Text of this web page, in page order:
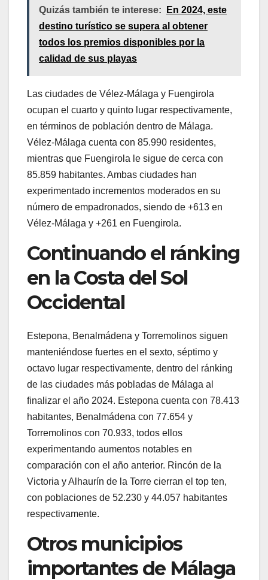
Quizás también te interese:
En 2024, este
destino turístico se supera al obtener
todos los premios disponibles por la
calidad de sus playas
Las ciudades de Vélez-Málaga y Fuengirola
ocupan el cuarto y quinto lugar respectivamente,
en términos de población dentro de Málaga.
Vélez-Málaga cuenta con 85.990 residentes,
mientras que Fuengirola le sigue de cerca con
85.859 habitantes. Ambas ciudades han
experimentado incrementos moderados en su
número de empadronados, siendo de +613 en
Vélez-Málaga y +261 en Fuengirola.
Continuando el ránking
en la Costa del Sol
Occidental
Estepona, Benalmádena y Torremolinos siguen
manteniéndose fuertes en el sexto, séptimo y
octavo lugar respectivamente, dentro del ránking
de las ciudades más pobladas de Málaga al
finalizar el año 2024. Estepona cuenta con 78.413
habitantes, Benalmádena con 77.654 y
Torremolinos con 70.933, todos ellos
experimentando aumentos notables en
comparación con el año anterior. Rincón de la
Victoria y Alhaurín de la Torre cierran el top ten,
con poblaciones de 52.230 y 44.057 habitantes
respectivamente.
Otros municipios
importantes de Málaga